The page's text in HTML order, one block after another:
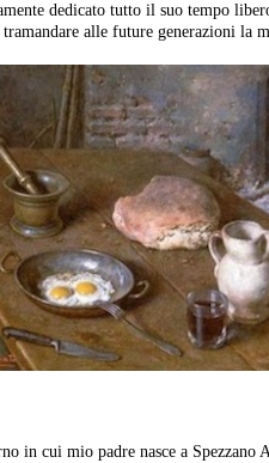
dedicato tutto il suo tempo
alle future generazioni la
in cui mio padre nasce a